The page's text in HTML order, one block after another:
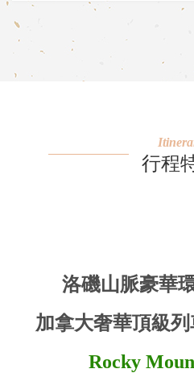
行程
洛磯山脈豪華
加拿大奢華頂級列
Rocky